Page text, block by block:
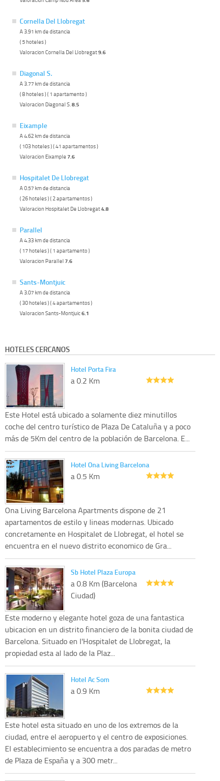
Cornella Del Llobregat
A 3.91 km de distancia
( 5 hoteles )
Valoracion Cornella Del Llobregat9.6
Diagonal S.
A 3.77 km de distancia
( 8 hoteles ) ( 1 apartamento )
Valoracion Diagonal S. 8.5
Eixample
A 4.62 km de distancia
( 103 hoteles ) ( 41 apartamentos )
Valoracion Eixample 7.6
Hospitalet De Llobregat
A 0.57 km de distancia
( 26 hoteles ) ( 2 apartamentos )
Valoracion Hospitalet De Llobregat4.8
Parallel
A 4.33 km de distancia
( 17 hoteles ) ( 1 apartamento )
Valoracion Parallel 7.6
Sants-Montjuic
A 3.07 km de distancia
( 30 hoteles ) ( 4 apartamentos )
Valoracion Sants-Montjuic6.1
HOTELES CERCANOS
Hotel Porta Fira
a 0.2 Km
Este Hotel está ubicado a solamente diez minutillos
coche del centro turístico de Plaza De Cataluña y a poco
más de 5Km del centro de la población de Barcelona. E...
Hotel Ona Living Barcelona
a 0.5 Km
Ona Living Barcelona Apartments dispone de 21
apartamentos de estilo y lineas modernas. Ubicado
concretamente en Hospitalet de Llobregat, el hotel se
encuentra en el nuevo distrito economico de Gra...
Sb Hotel Plaza Europa
a 0.8 Km (Barcelona
Ciudad)
Este moderno y elegante hotel goza de una fantastica
ubicacion en un distrito financiero de la bonita ciudad de
Barcelona. Situado en l'Hospitalet de Llobregat, la
propiedad esta al lado de la Plaz...
Hotel Ac Som
a 0.9 Km
Este hotel esta situado en uno de los extremos de la
ciudad, entre el aeropuerto y el centro de exposiciones.
El establecimiento se encuentra a dos paradas de metro
de Plaza de España y a 300 metr...